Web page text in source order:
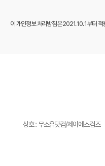
상호 : 무소유닷컴/제이에스컴즈